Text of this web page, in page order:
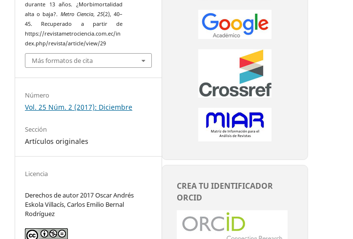
durante 13 años. ¿Morbimortalidad
alta o baja?. Metro Ciencia, 25(2), 40–
45. Recuperado a partir de
https://revistametrociencia.com.ec/in
dex.php/revista/article/view/29
Más formatos de cita
Número
Vol. 25 Núm. 2 (2017): Diciembre
Sección
Artículos originales
Licencia
Derechos de autor 2017 Oscar Andrés
Eskola Villacís, Carlos Emilio Bernal
Rodríguez
CREA TU IDENTIFICADOR
ORCID